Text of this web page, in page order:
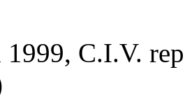
1999, C.I.V.